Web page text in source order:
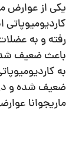
یکی از عوارض
رفته و به
باعث ضعیف
به
ضعیف شده و
ماریجوانا